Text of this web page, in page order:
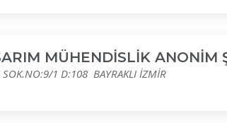
MÜHENDİSLİK ANONİM
1 D:108 BAYRAKLI İZMİR